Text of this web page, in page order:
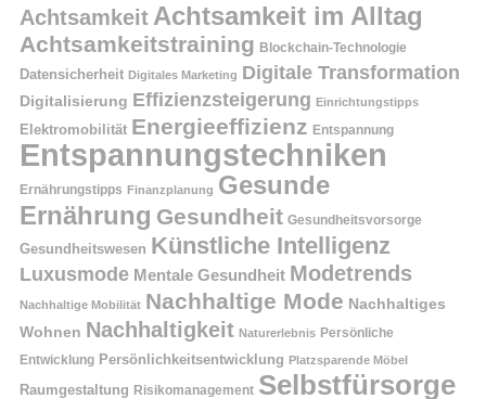
Achtsamkeit Achtsamkeit im Alltag
Achtsamkeitstraining Blockchain-Technologie
Datensicherheit Digitales Marketing Digitale Transformation
Digitalisierung Effizienzsteigerung Einrichtungstipps
Elektromobilität Energieeffizienz Entspannung
Entspannungstechniken
Ernährungstipps Finanzplanung Gesunde
Ernährung Gesundheit Gesundheitsvorsorge
Gesundheitswesen Künstliche Intelligenz
Luxusmode Mentale Gesundheit Modetrends
Nachhaltige Mobilität Nachhaltige Mode Nachhaltiges
Wohnen Nachhaltigkeit Naturerlebnis Persönliche
Entwicklung Persönlichkeitsentwicklung Platzsparende Möbel
Raumgestaltung Risikomanagement Selbstfürsorge